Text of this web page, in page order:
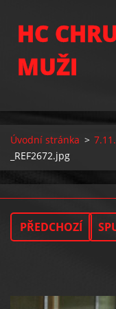
HC
MUŽI
Úvodní stránka >
_REF2672.jpg
PŘEDCHOZÍ